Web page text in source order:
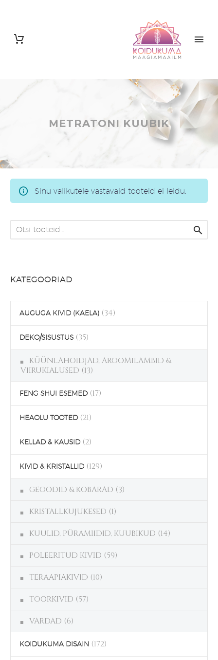
METRATONI KUUBIK
Sinu valikutele vastavaid tooteid ei leidu.

KATEGOORIAD
AUGUGA KIVID (KAELA) (34)
DEKO/SISUSTUS (35)
KÜÜNLAHOIDJAD, AROOMILAMBID &
VIIRUKIALUSED (13)
FENG SHUI ESEMED (17)
HEAOLU TOOTED (21)
KELLAD & KAUSID (2)
KIVID & KRISTALLID (129)
GEOODID & KOBARAD (3)
KRISTALLKUJUKESED (1)
KUULID, PÜRAMIIDID, KUUBIKUD (14)
POLEERITUD KIVID (59)
TERAAPIAKIVID (10)
TOORKIVID (57)
VARDAD (6)
KOIDUKUMA DISAIN (172)